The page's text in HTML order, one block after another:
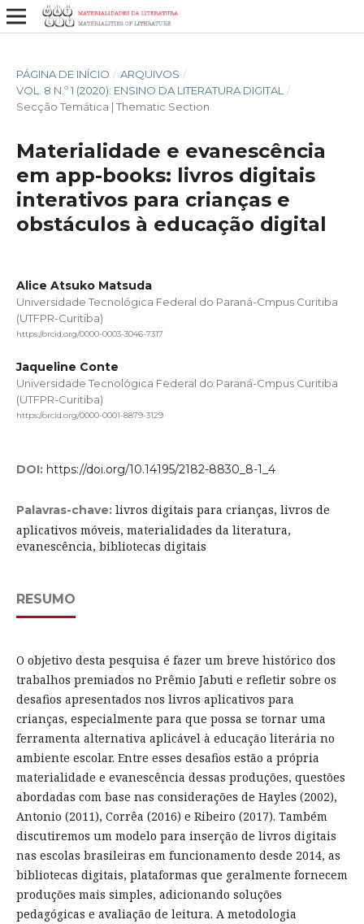
PÁGINA DE INÍCIO / ARQUIVOS /
VOL. 8 N.º 1 (2020): ENSINO DA LITERATURA DIGITAL
/
Secção Temática | Thematic Section
Materialidade e evanescência
em app-books: livros digitais
interativos para crianças e
obstáculos à educação digital
Alice Atsuko Matsuda
Universidade Tecnológica Federal do Paraná-Cmpus Curitiba
(UTFPR-Curitiba)
https://orcid.org/0000-0003-3046-7317
Jaqueline Conte
Universidade Tecnológica Federal do Paraná-Cmpus Curitiba
(UTFPR-Curitiba)
https://orcid.org/0000-0001-8879-3129
DOI: https://doi.org/10.14195/2182-8830_8-1_4
Palavras-chave: livros digitais para crianças, livros de
aplicativos móveis, materialidades da literatura,
evanescência, bibliotecas digitais
RESUMO
O objetivo desta pesquisa é fazer um breve histórico dos
trabalhos premiados no Prêmio Jabuti e refletir sobre os
desafios apresentados nos livros aplicativos para
crianças, especialmente para que possa se tornar uma
ferramenta alternativa aplicável à educação literária no
ambiente escolar. Entre esses desafios estão a própria
materialidade e evanescência dessas produções, questões
abordadas com base nas considerações de Hayles (2002),
Antonio (2011), Corrêa (2016) e Ribeiro (2017). Também
discutiremos um modelo para inserção de livros digitais
nas escolas brasileiras em funcionamento desde 2014, as
bibliotecas digitais, plataformas que geralmente fornecem
produções mais simples, adicionando soluções
pedagógicas e avaliação de leitura. A metodologia